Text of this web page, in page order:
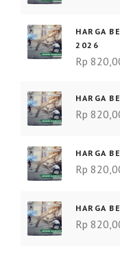
HARGA
2026
Rp
HARGA
Rp
HARGA
Rp
HARGA
Rp